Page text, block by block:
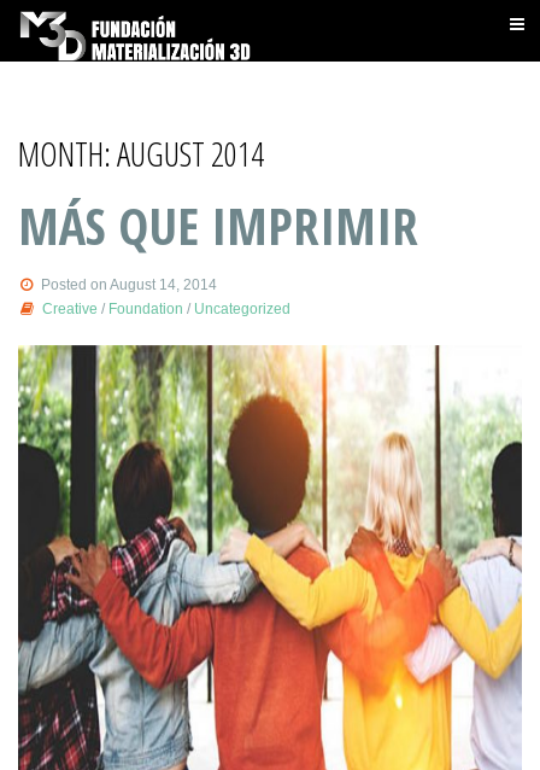
MONTH:AUGUST 2014
MÁS QUE IMPRIMIR
Posted on August 14, 2014
Creative / Foundation / Uncategorized